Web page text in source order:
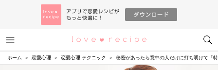
恋愛レシピ
ホーム 恋愛心理 恋愛心理 テクニック 秘密があったら意中の人だけに打ち明けて「